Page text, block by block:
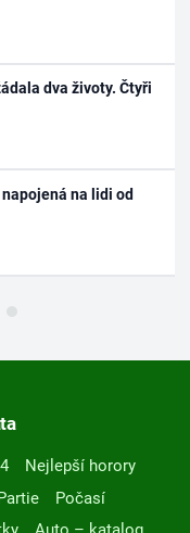
dva životy. Čtyři
na lidi od
Nejlepší horory
Počasí